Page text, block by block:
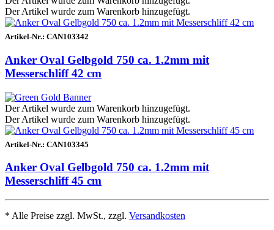
Der Artikel wurde zum Warenkorb hinzugefügt.
Artikel-Nr.: CAN103342
Anker Oval Gelbgold 750 ca. 1.2mm mit
Messerschliff 42 cm
Der Artikel wurde zum Warenkorb hinzugefügt.
Der Artikel wurde zum Warenkorb hinzugefügt.
Artikel-Nr.: CAN103345
Anker Oval Gelbgold 750 ca. 1.2mm mit
Messerschliff 45 cm
* Alle Preise zzgl. MwSt., zzgl. Versandkosten